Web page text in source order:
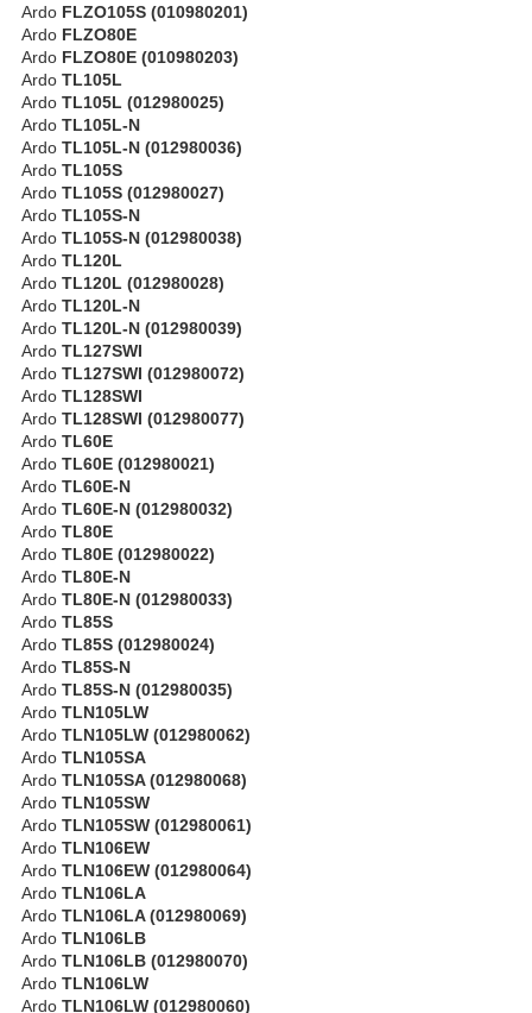
Ardo FLZO105S (010980201)
Ardo FLZO80E
Ardo FLZO80E (010980203)
Ardo TL105L
Ardo TL105L (012980025)
Ardo TL105L-N
Ardo TL105L-N (012980036)
Ardo TL105S
Ardo TL105S (012980027)
Ardo TL105S-N
Ardo TL105S-N (012980038)
Ardo TL120L
Ardo TL120L (012980028)
Ardo TL120L-N
Ardo TL120L-N (012980039)
Ardo TL127SWI
Ardo TL127SWI (012980072)
Ardo TL128SWI
Ardo TL128SWI (012980077)
Ardo TL60E
Ardo TL60E (012980021)
Ardo TL60E-N
Ardo TL60E-N (012980032)
Ardo TL80E
Ardo TL80E (012980022)
Ardo TL80E-N
Ardo TL80E-N (012980033)
Ardo TL85S
Ardo TL85S (012980024)
Ardo TL85S-N
Ardo TL85S-N (012980035)
Ardo TLN105LW
Ardo TLN105LW (012980062)
Ardo TLN105SA
Ardo TLN105SA (012980068)
Ardo TLN105SW
Ardo TLN105SW (012980061)
Ardo TLN106EW
Ardo TLN106EW (012980064)
Ardo TLN106LA
Ardo TLN106LA (012980069)
Ardo TLN106LB
Ardo TLN106LB (012980070)
Ardo TLN106LW
Ardo TLN106LW (012980060)